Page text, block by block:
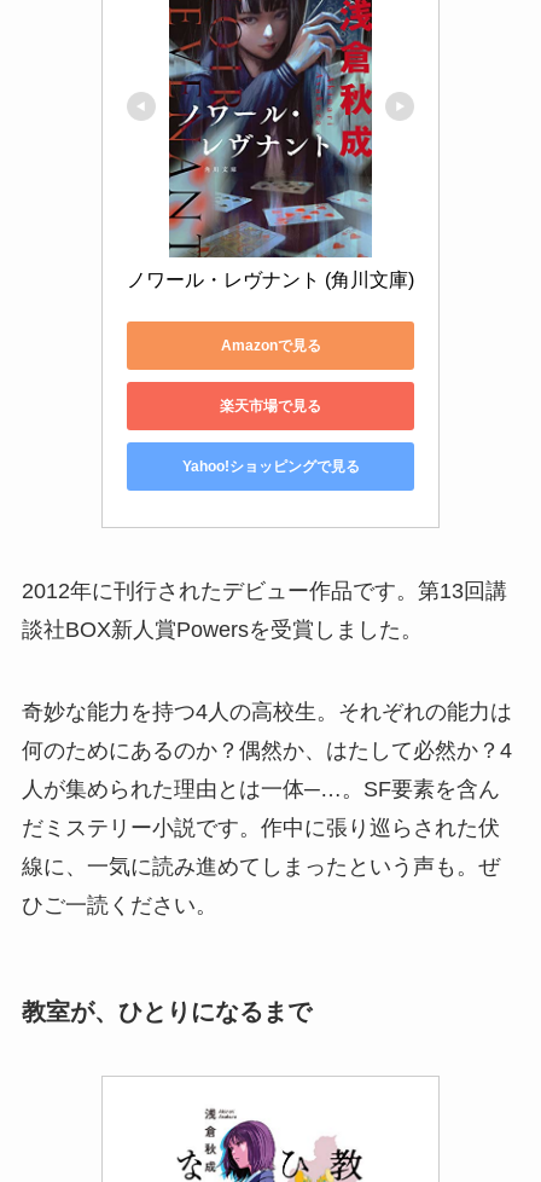
ノワール・レヴナント (角川文庫)
Amazonで見る
楽天市場で見る
Yahoo!ショッピングで見る
2012年に刊行されたデビュー作品です。第13回講
談社BOX新人賞Powersを受賞しました。
奇妙な能力を持つ4人の高校生。それぞれの能力は
何のためにあるのか？偶然か、はたして必然か？4
人が集められた理由とは一体─…。SF要素を含ん
だミステリー小説です。作中に張り巡らされた伏
線に、一気に読み進めてしまったという声も。ぜ
ひご一読ください。
教室が、ひとりになるまで